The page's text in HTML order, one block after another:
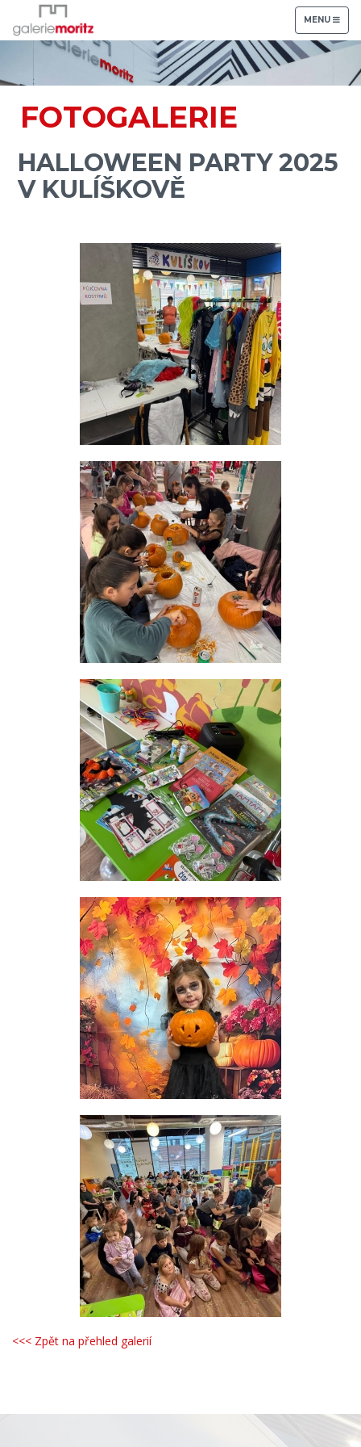
TOGGLE
NAVIGATION
MENU
FOTOGALERIE
HALLOWEEN PARTY 2025
V KULÍŠKOVĚ
<<< Zpět na přehled galerií